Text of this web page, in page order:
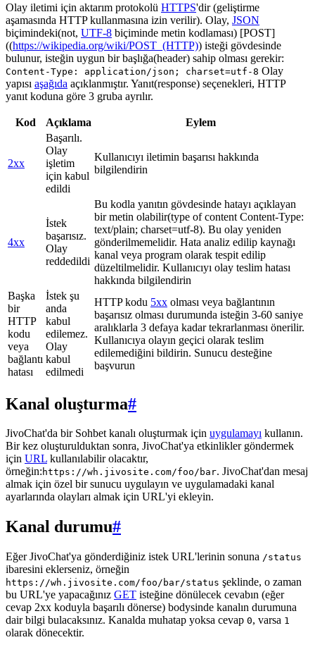
Olay iletimi için aktarım protokolü HTTPS'dir (geliştirme
aşamasında HTTP kullanmasına izin verilir). Olay, JSON
biçimindeki(not, UTF-8 biçiminde metin kodlaması) [POST]
((https://wikipedia.org/wiki/POST_(HTTP)) isteği gövdesinde
bulunur, isteğin uygun bir başlığa(header) sahip olması gerekir:
Content-Type: application/json; charset=utf-8 Olay
yapısı aşağıda açıklanmıştır. Yanıt(response) seçenekleri, HTTP
yanıt koduna göre 3 gruba ayrılır.
Kod Açıklama Eylem
2xx
Başarılı.
Olay
işletim
için kabul
edildi
Kullanıcıyı iletimin başarısı hakkında
bilgilendirin
4xx
İstek
başarısız.
Olay
reddedildi
Bu kodla yanıtın gövdesinde hatayı açıklayan
bir metin olabilir(type of content Content-Type:
text/plain; charset=utf-8). Bu olay yeniden
gönderilmemelidir. Hata analiz edilip kaynağı
kanal veya program olarak tespit edilip
düzeltilmelidir. Kullanıcıyı olay teslim hatası
hakkında bilgilendirin
Başka
bir
HTTP
kodu
veya
bağlantı
hatası
İstek şu
anda
kabul
edilemez.
Olay
kabul
edilmedi
HTTP kodu 5xx olması veya bağlantının
başarısız olması durumunda isteğin 3-60 saniye
aralıklarla 3 defaya kadar tekrarlanması önerilir.
Kullanıcıya olayın geçici olarak teslim
edilemediğini bildirin. Sunucu desteğine
başvurun
Kanal oluşturma#
JivoChat'da bir Sohbet kanalı oluşturmak için uygulamayı kullanın.
Bir kez oluşturulduktan sonra, JivoChat'ya etkinlikler göndermek
için URL kullanılabilir olacaktır,
örneğin: https://wh.jivosite.com/foo/bar. JivoChat'dan mesaj
almak için özel bir sunucu uygulayın ve uygulamadaki kanal
ayarlarında olayları almak için URL'yi ekleyin.
Kanal durumu#
Eğer JivoChat'ya gönderdiğiniz istek URL'lerinin sonuna /status
ibaresini eklerseniz, örneğin
https://wh.jivosite.com/foo/bar/status şeklinde, o zaman
bu URL'ye yapacağınız GET isteğine dönülecek cevabın (eğer
cevap 2xx koduyla başarılı dönerse) bodysinde kanalın durumuna
dair bilgi bulacaksınız. Kanalda muhatap yoksa cevap 0, varsa 1
olarak dönecektir.